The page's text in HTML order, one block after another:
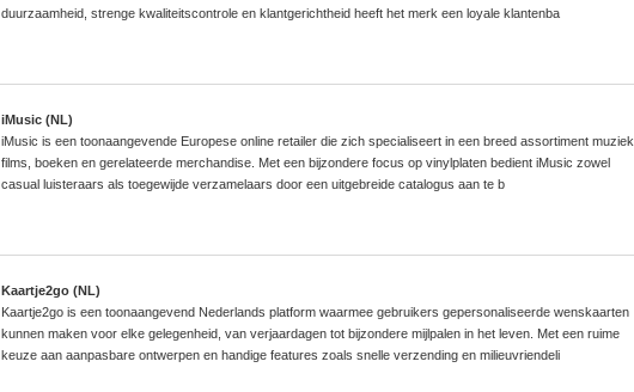
duurzaamheid, strenge kwaliteitscontrole en klantgerichtheid heeft het merk een loyale klantenba
iMusic (NL)
iMusic is een toonaangevende Europese online retailer die zich specialiseert in een breed assortiment muziek,
films, boeken en gerelateerde merchandise. Met een bijzondere focus op vinylplaten bedient iMusic zowel
casual luisteraars als toegewijde verzamelaars door een uitgebreide catalogus aan te b
Kaartje2go (NL)
Kaartje2go is een toonaangevend Nederlands platform waarmee gebruikers gepersonaliseerde wenskaarten
kunnen maken voor elke gelegenheid, van verjaardagen tot bijzondere mijlpalen in het leven. Met een ruime
keuze aan aanpasbare ontwerpen en handige features zoals snelle verzending en milieuvriendeli